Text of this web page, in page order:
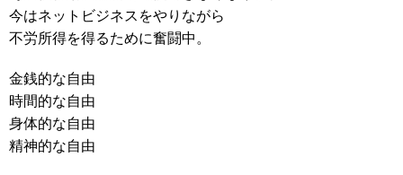
今はネットビジネスをやりながら
不労所得を得るために奮闘中。
金銭的な自由
時間的な自由
身体的な自由
精神的な自由